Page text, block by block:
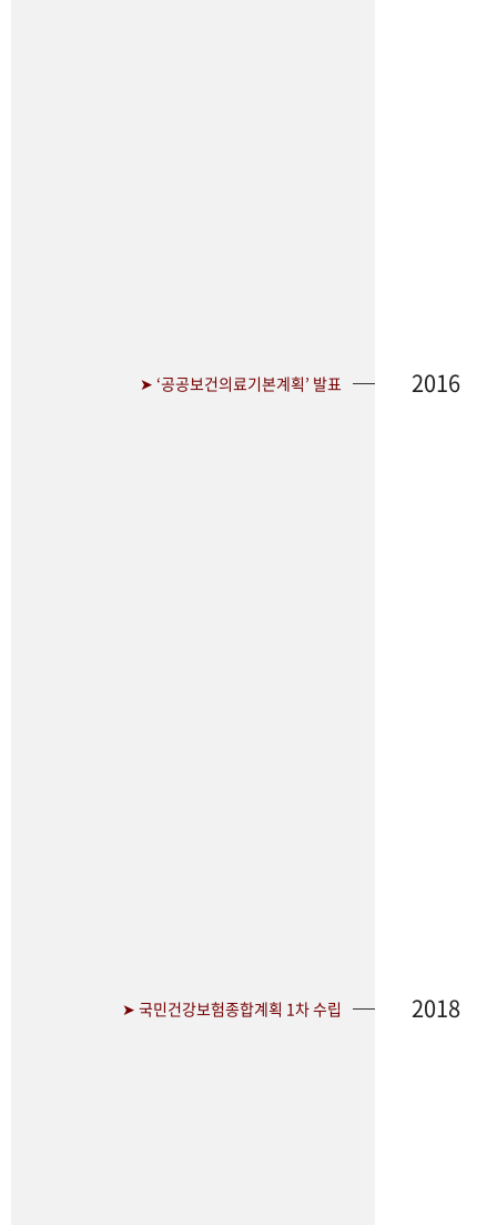
➤ ‘공공보건의료기본계획’ 발표 2016
➤ 국민건강보험종합계획 1차 수립 2018